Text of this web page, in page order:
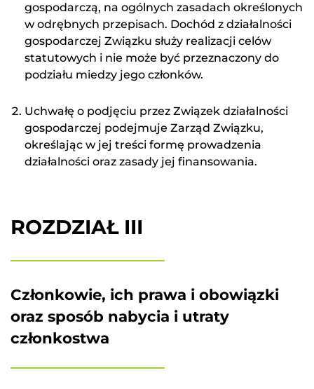
gospodarczą, na ogólnych zasadach określonych
w odrębnych przepisach. Dochód z działalności
gospodarczej Związku służy realizacji celów
statutowych i nie może być przeznaczony do
podziału miedzy jego członków.
Uchwałę o podjęciu przez Związek działalności
gospodarczej podejmuje Zarząd Związku,
określając w jej treści formę prowadzenia
działalności oraz zasady jej finansowania.
ROZDZIAŁ III
Członkowie, ich prawa i obowiązki
oraz sposób nabycia i utraty
członkostwa
Adres e-mail *